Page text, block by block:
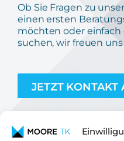
Ob Sie Fragen zu
einen ersten
möchten oder
suchen, wir freuen
JETZT KONTAKT